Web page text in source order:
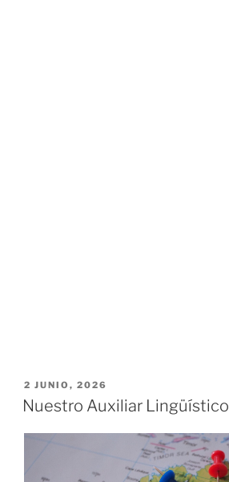
PUBLICADO
EL
2 JUNIO, 2026
Nuestro Auxiliar Lingüístico